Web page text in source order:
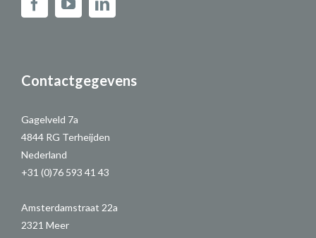
Contactgegevens
Gagelveld 7a
4844 RG Terheijden
Nederland
+31 (0)76 593 41 43
Amsterdamstraat 22a
2321 Meer